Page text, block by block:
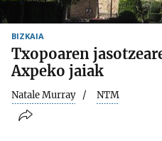
BIZKAIA
Txopoaren
Axpeko jaiak
Natale Murray NTM